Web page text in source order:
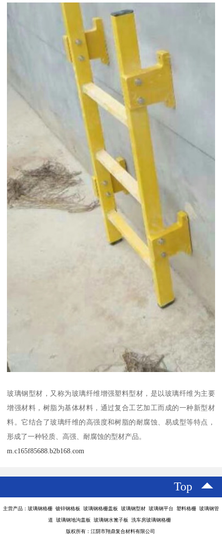
玻璃钢型材，又称为玻璃纤维增强塑料型材，是以玻璃纤维为主要
增强材料，树脂为基体材料，通过复合工艺加工而成的一种新型材
料。它结合了玻璃纤维的高强度和树脂的耐腐蚀、易成型等特点，
形成了一种轻质、高强、耐腐蚀的型材产品。
m.c165f85688.b2b168.com
Top
主营产品：玻璃钢格栅 镀锌钢格板 玻璃钢格栅盖板 玻璃钢型材 玻璃钢平台 塑料格栅 玻璃钢管
道 玻璃钢地沟盖板 玻璃钢水篦子板 洗车房玻璃钢格栅
版权所有：江阴市翔鼎复合材料有限公司